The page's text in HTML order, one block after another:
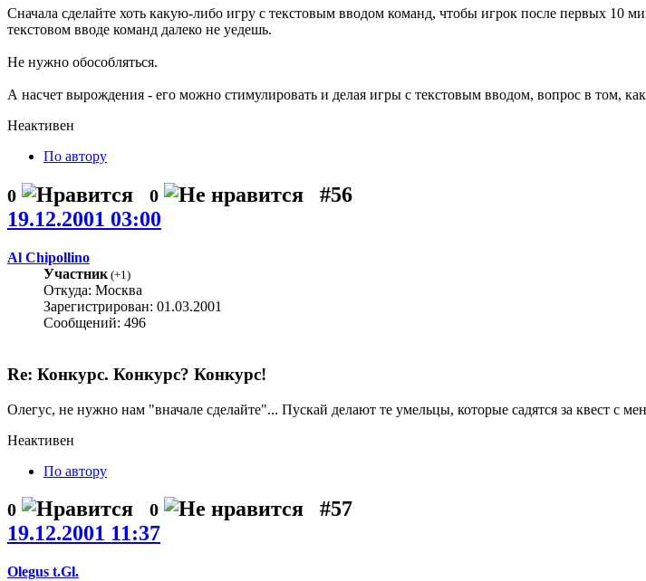
Сначала сделайте хоть какую-либо игру с текстовым вводом команд, чтобы игрок после первых 10
текстовом вводе команд далеко не уедешь.
Не нужно обособляться.
А насчет вырождения - его можно стимулировать и делая игры с текстовым вводом, вопрос в том,
Неактивен
По автору
0 0
#56
19.12.2001 03:00
Al Chipollino
Участник(+1)
Откуда: Москва
Зарегистрирован: 01.03.2001
Сообщений: 496
Re: Конкурс. Конкурс? Конкурс!
Олегус, не нужно нам "вначале сделайте"... Пускай делают те умельцы, которые садятся за квест с
Неактивен
По автору
0 0
#57
19.12.2001 11:37
Olegus t.Gl.